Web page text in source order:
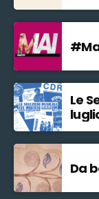
Le
Da